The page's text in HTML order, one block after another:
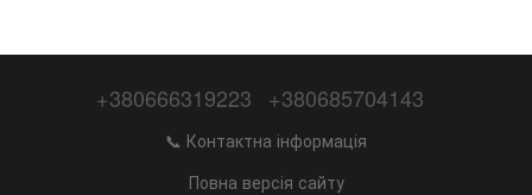
+380666319223 +380685704143
📞 Контактна інформація
Повна версія сайту